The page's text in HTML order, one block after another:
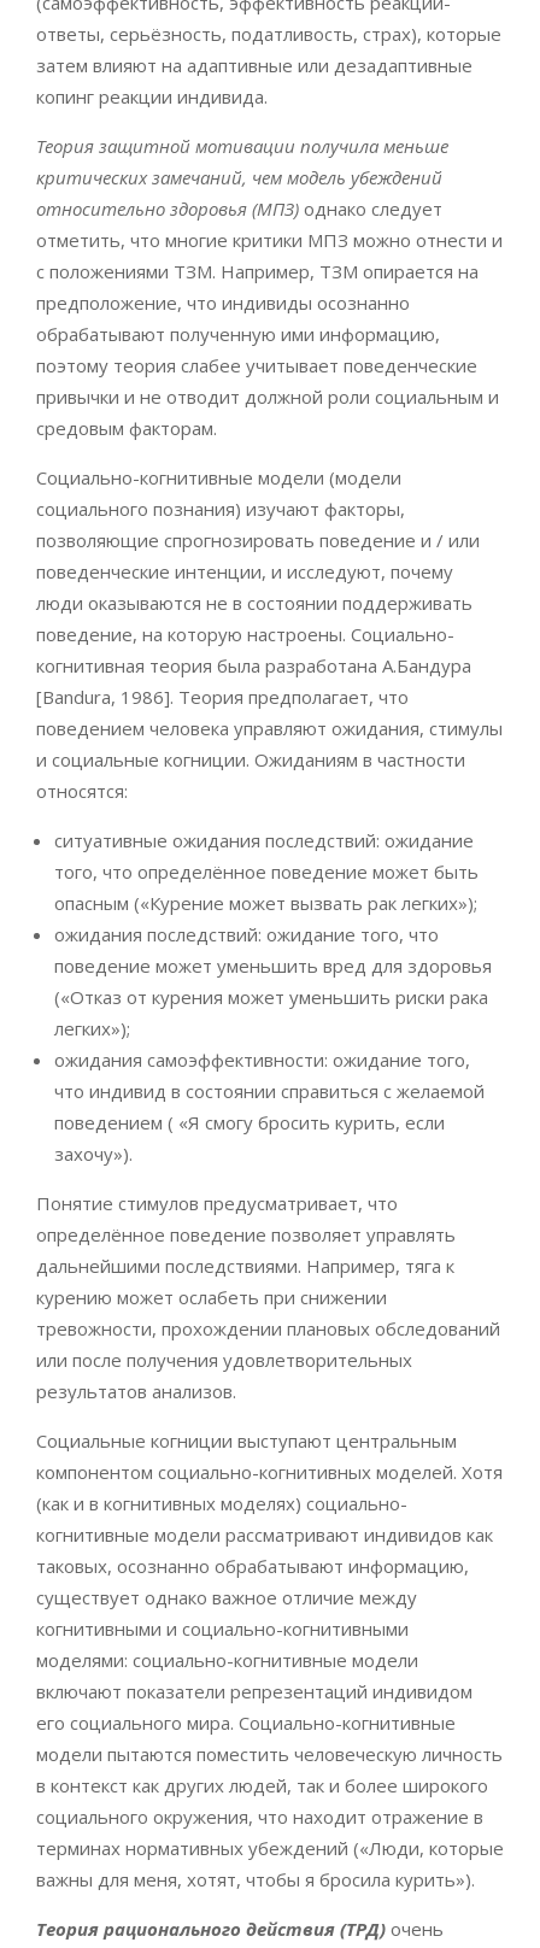
ответы, серьёзность, податливость, страх), которые
затем влияют на адаптивные или дезадаптивные
копинг реакции индивида.
Теория защитной мотивации получила меньше
критических замечаний, чем модель убеждений
относительно здоровья (МПЗ) однако следует
отметить, что многие критики МПЗ можно отнести и
с положениями ТЗМ. Например, ТЗМ опирается на
предположение, что индивиды осознанно
обрабатывают полученную ими информацию,
поэтому теория слабее учитывает поведенческие
привычки и не отводит должной роли социальным и
средовым факторам.
Социально-когнитивные модели (модели
социального познания) изучают факторы,
позволяющие спрогнозировать поведение и / или
поведенческие интенции, и исследуют, почему
люди оказываются не в состоянии поддерживать
поведение, на которую настроены. Социально-
когнитивная теория была разработана А.Бандура
[Bandura, 1986]. Теория предполагает, что
поведением человека управляют ожидания, стимулы
и социальные когниции. Ожиданиям в частности
относятся:
ситуативные ожидания последствий: ожидание
того, что определённое поведение может быть
опасным («Курение может вызвать рак легких»);
ожидания последствий: ожидание того, что
поведение может уменьшить вред для здоровья
(«Отказ от курения может уменьшить риски рака
легких»);
ожидания самоэффективности: ожидание того,
что индивид в состоянии справиться с желаемой
поведением ( «Я смогу бросить курить, если
захочу»).
Понятие стимулов предусматривает, что
определённое поведение позволяет управлять
дальнейшими последствиями. Например, тяга к
курению может ослабеть при снижении
тревожности, прохождении плановых обследований
или после получения удовлетворительных
результатов анализов.
Социальные когниции выступают центральным
компонентом социально-когнитивных моделей. Хотя
(как и в когнитивных моделях) социально-
когнитивные модели рассматривают индивидов как
таковых, осознанно обрабатывают информацию,
существует однако важное отличие между
когнитивными и социально-когнитивными
моделями: социально-когнитивные модели
включают показатели репрезентаций индивидом
его социального мира. Социально-когнитивные
модели пытаются поместить человеческую личность
в контекст как других людей, так и более широкого
социального окружения, что находит отражение в
терминах нормативных убеждений («Люди, которые
важны для меня, хотят, чтобы я бросила курить»).
Теория рационального действия (ТРД) очень